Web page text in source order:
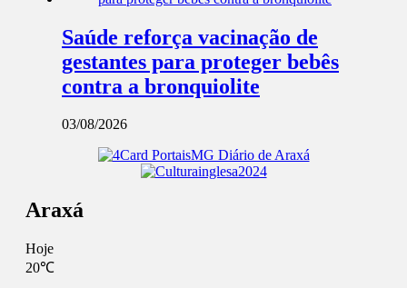
Saúde reforça vacinação de
gestantes para proteger bebês
contra a bronquiolite
03/08/2026
Araxá
Hoje
20℃